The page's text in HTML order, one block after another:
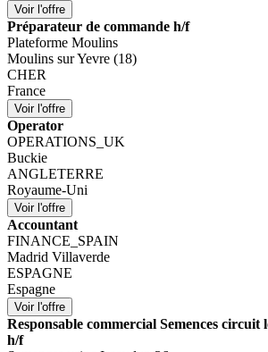
Préparateur de commande h/f
Plateforme Moulins
Moulins sur Yevre (18)
CHER
France
Operator
OPERATIONS_UK
Buckie
ANGLETERRE
Royaume-Uni
Accountant
FINANCE_SPAIN
Madrid Villaverde
ESPAGNE
Espagne
Responsable commercial Semences circuit
h/f